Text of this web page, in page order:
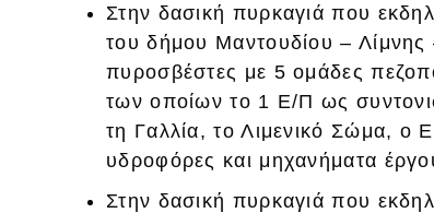
Στην δασική πυρκαγιά που
του δήμου Μαντουδίου – Λίμνης
πυροσβέστες με 5 ομάδες
των οποίων το 1 Ε/Π ως
τη Γαλλία, το Λιμενικό Σώμα, ο
υδροφόρες και μηχανήματα
Στην δασική πυρκαγιά που